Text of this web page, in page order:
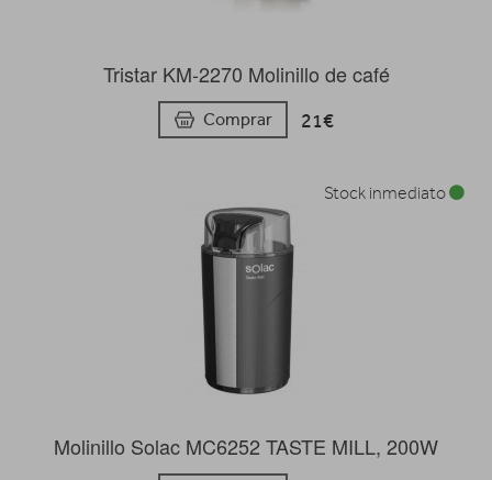
Tristar KM-2270 Molinillo de café
Comprar 21€
Molinillo Solac MC6252 TASTE MILL, 200W
Stock inmediato